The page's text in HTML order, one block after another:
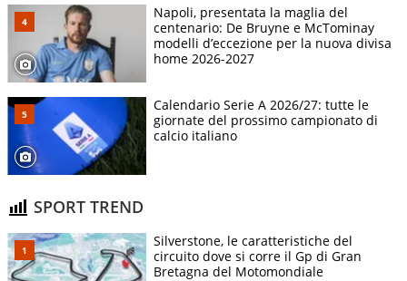
Napoli, presentata la maglia del
centenario: De Bruyne e McTominay
modelli d’eccezione per la nuova divisa
home 2026-2027
Calendario Serie A 2026/27: tutte le
giornate del prossimo campionato di
calcio italiano
SPORT TREND
Silverstone, le caratteristiche del
circuito dove si corre il Gp di Gran
Bretagna del Motomondiale